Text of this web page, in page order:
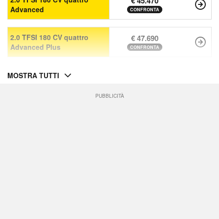
Advanced
CONFRONTA
2.0 TFSI 180 CV quattro
Advanced Plus
€ 47.690
CONFRONTA
MOSTRA TUTTI
PUBBLICITÀ